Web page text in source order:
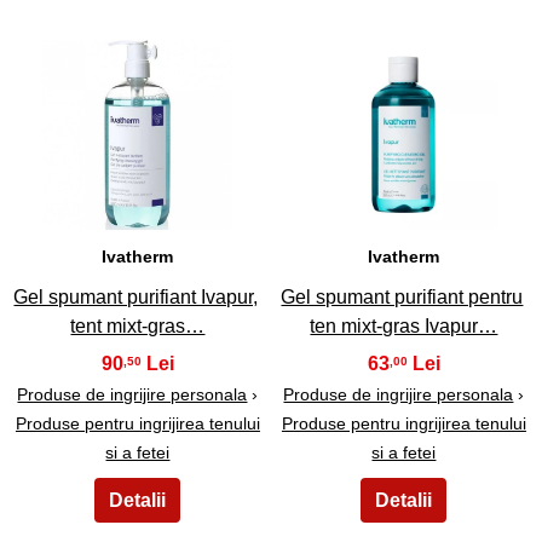
Ivatherm
Gel spumant purifiant Ivapur,
tent mixt-gras…
90,50
Produse de ingrijire personala ›
Produse pentru ingrijirea tenului
si a fetei
30
Ivatherm
Gel spumant purifiant pentru
ten mixt-gras Ivapur…
63 ,00
Produse de ingrijire personala ›
Produse pentru ingrijirea tenului
si a fetei